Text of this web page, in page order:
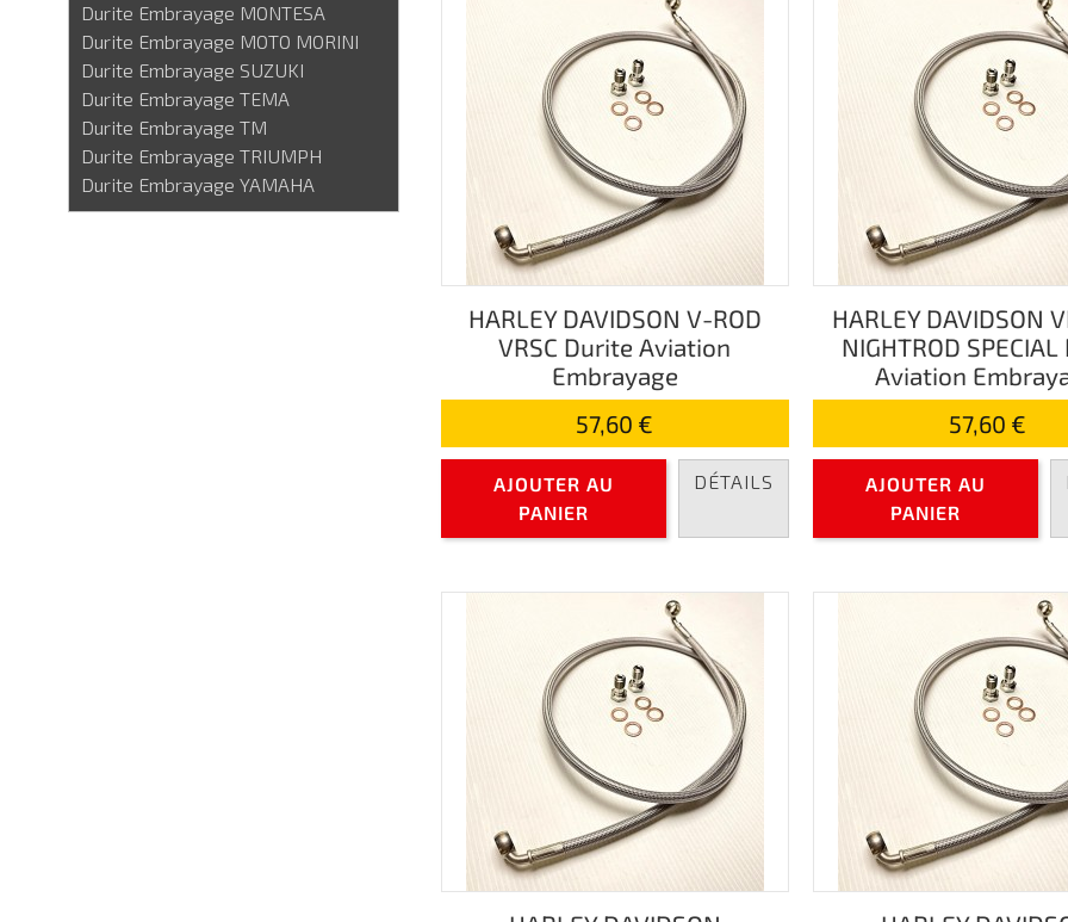
Durite Embrayage MONTESA
Durite Embrayage MOTO MORINI
Durite Embrayage SUZUKI
Durite Embrayage TEMA
Durite Embrayage TM
Durite Embrayage TRIUMPH
Durite Embrayage YAMAHA
HARLEY DAVIDSON V-ROD
VRSC Durite Aviation
Embrayage
57,60 €
AJOUTER AU
PANIER
DÉTAILS
HARLEY DAVIDSON
NIGHTROD
Aviation
57,60 €
AJOUTER AU
PANIER